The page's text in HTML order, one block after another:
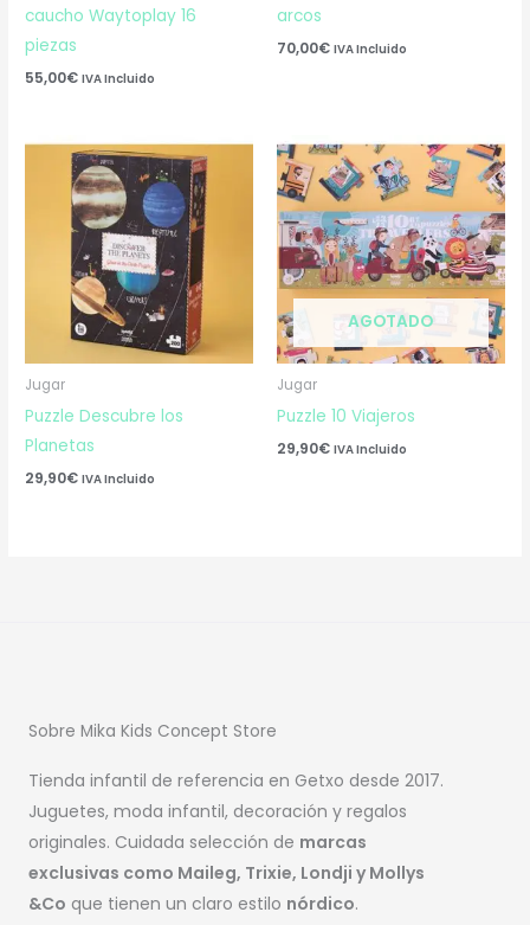
caucho Waytoplay 16
piezas
55,00€ IVA Incluido
arcos
70,00€ IVA Incluido
Jugar
Puzzle Descubre los
Planetas
29,90€ IVA Incluido
AGOTADO
Jugar
Puzzle 10 Viajeros
29,90€ IVA Incluido
Sobre Mika Kids Concept Store
Tienda infantil de referencia en Getxo desde 2017.
Juguetes, moda infantil, decoración y regalos
originales. Cuidada selección de marcas
exclusivas como Maileg, Trixie, Londji y Mollys
&Co que tienen un claro estilo nórdico.